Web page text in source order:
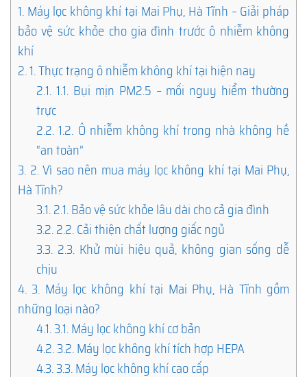
1. Máy lọc không khí tại Mai Phụ, Hà Tĩnh – Giải pháp
bảo vệ sức khỏe cho gia đình trước ô nhiễm không
khí
2.1. Thực trạng ô nhiễm không khí tại hiện nay
2.1. 1.1. Bụi mịn PM2.5 – mối nguy hiểm thường
trực
2.2. 1.2. Ô nhiễm không khí trong nhà không hề
“an toàn”
3. 2. Vì sao nên mua máy lọc không khí tại Mai Phụ,
Hà Tĩnh?
3.1.2.1. Bảo vệ sức khỏe lâu dài cho cả gia đình
3.2.2.2. Cải thiện chất lượng giấc ngủ
3.3. 2.3. Khử mùi hiệu quả, không gian sống dễ
chịu
4. 3. Máy lọc không khí tại Mai Phụ, Hà Tĩnh gồm
những loại nào?
4.1.3.1. Máy lọc không khí cơ bản
4.2.3.2. Máy lọc không khí tích hợp HEPA
4.3.3.3. Máy lọc không khí cao cấp